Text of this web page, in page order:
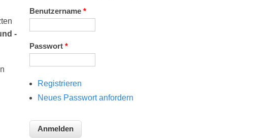
-
Benutzername *
Passwort *
Registrieren
Neues Passwort anfordern